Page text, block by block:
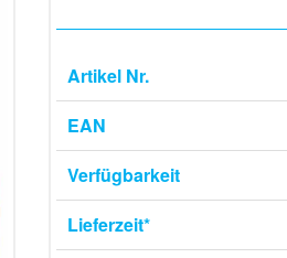
Artikel Nr.
EAN
Verfügbarkeit
Lieferzeit*